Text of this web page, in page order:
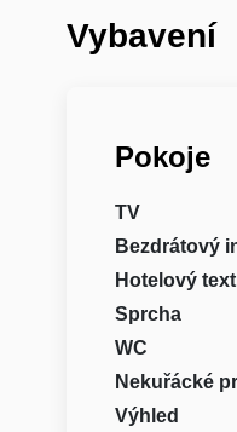
Vybavení
Pokoje
TV
Bezdrátový
Hotelový
Sprcha
WC
Nekuřácké
Výhled